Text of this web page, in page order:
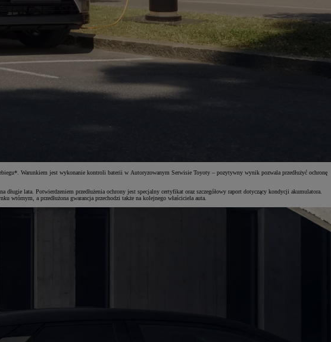
Warunkiem jest wykonanie kontroli baterii w Autoryzowanym Serwisie Toyoty – pozytywny wynik pozwala przedłużyć ochronę
lata. Potwierdzeniem przedłużenia ochrony jest specjalny certyfikat oraz szczegółowy raport dotyczący kondycji akumulatora.
wtórnym, a przedłużona gwarancja przechodzi także na kolejnego właściciela auta.